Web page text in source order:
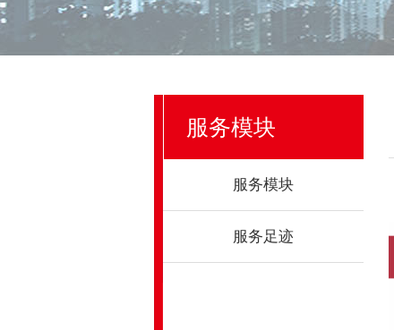
服务模块
服务模块
服务足迹